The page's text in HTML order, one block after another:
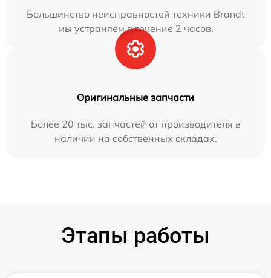
Большинство неисправностей техники Brandt
мы устраняем в течение 2 часов.
Оригинальные запчасти
Более 20 тыс. запчастей от производителя в
наличии на собственных складах.
Этапы работы